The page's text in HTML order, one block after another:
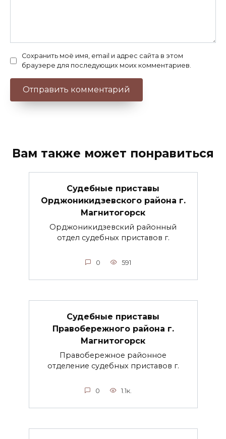
Сохранить моё имя, email и адрес сайта в этом
браузере для последующих моих комментариев.
Вам также может понравиться
Судебные приставы
Орджоникидзевского района г.
Магнитогорск
Орджоникидзевский районный
отдел судебных приставов г.
0 591
Судебные приставы
Правобережного района г.
Магнитогорск
Правобережное районное
отделение судебных приставов г.
0 1.1к.